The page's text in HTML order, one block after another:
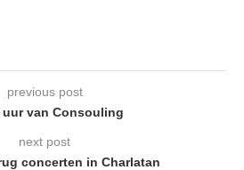
previous post
uur van Consouling
next post
concerten in Charlatan